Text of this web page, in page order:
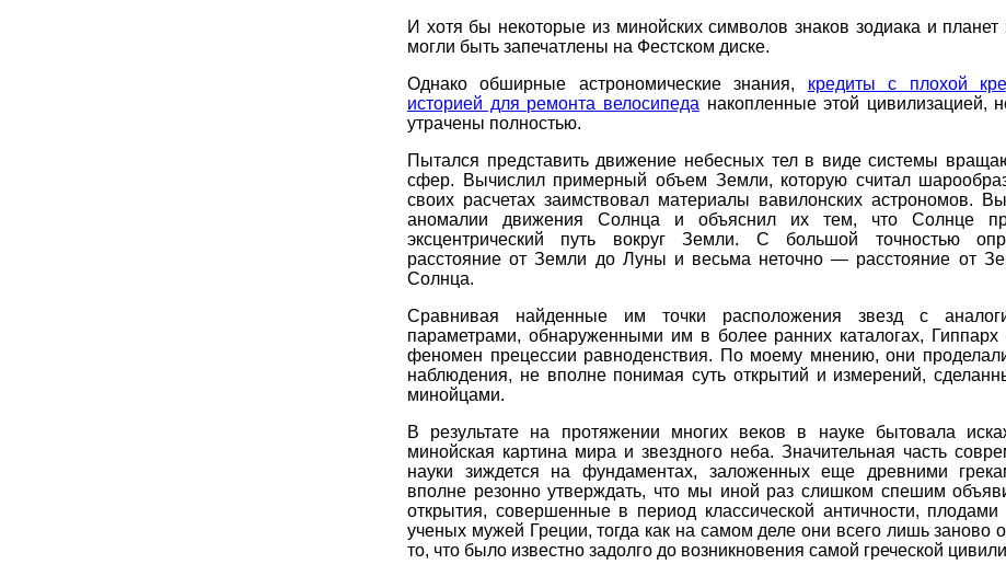
И хотя бы некоторые из минойских символов знаков зодиака и планет
могли быть запечатлены на Фестском диске.
Однако обширные астрономические знания, кредиты с плохой
историей для ремонта велосипеда накопленные этой цивилизацией,
утрачены полностью.
Пытался представить движение небесных тел в виде системы
сфер. Вычислил примерный объем Земли, которую считал
своих расчетах заимствовал материалы вавилонских астрономов.
аномалии движения Солнца и объяснил их тем, что Солнце
эксцентрический путь вокруг Земли. С большой точностью
расстояние от Земли до Луны и весьма неточно — расстояние от
Солнца.
Сравнивая найденные им точки расположения звезд с
параметрами, обнаруженными им в более ранних каталогах, Гиппарх
феномен прецессии равноденствия. По моему мнению, они
наблюдения, не вполне понимая суть открытий и измерений,
минойцами.
В результате на протяжении многих веков в науке бытовала
минойская картина мира и звездного неба. Значительная часть
науки зиждется на фундаментах, заложенных еще древними
вполне резонно утверждать, что мы иной раз слишком спешим
открытия, совершенные в период классической античности, плодами
ученых мужей Греции, тогда как на самом деле они всего лишь заново
то, что было известно задолго до возникновения самой греческой